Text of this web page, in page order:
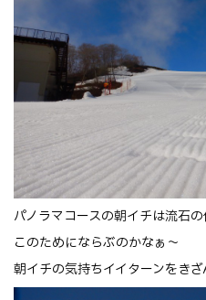
パノラマコースの朝イチは流石の
このためにならぶのかなぁ～
朝イチの気持ちイイターンをきざ